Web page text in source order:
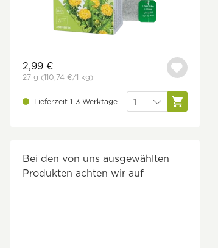
2,99 €
27 g (110,74 €/1 kg)
Lieferzeit 1-3 Werktage
Bei den von uns ausgewählten
Produkten achten wir auf